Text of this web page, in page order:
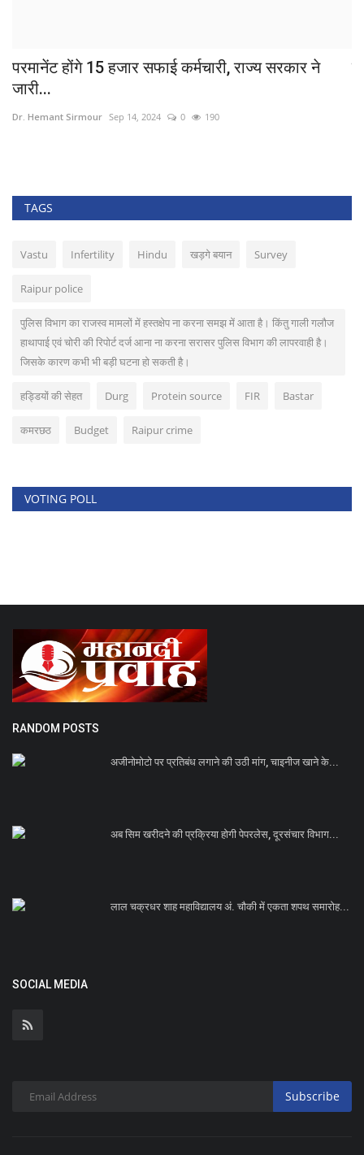
परमानेंट होंगे 15 हजार सफाई कर्मचारी, राज्य सरकार ने
जारी...
Dr. Hemant Sirmour Sep 14, 2024 0 190
TAGS
Vastu Infertility Hindu खड़गे बयान Survey
Raipur police
पुलिस विभाग का राजस्व मामलों में हस्तक्षेप ना करना समझ में आता है। किंतु गाली गलौज
हाथापाई एवं चोरी की रिपोर्ट दर्ज आना ना करना सरासर पुलिस विभाग की लापरवाही है।
जिसके कारण कभी भी बड़ी घटना हो सकती है।
हड्डियों की सेहत Durg Protein source FIR Bastar
कमरछठ Budget Raipur crime
VOTING POLL
RANDOM POSTS
अजीनोमोटो पर प्रतिबंध लगाने की उठी मांग, चाइनीज खाने के...
अब सिम खरीदने की प्रक्रिया होगी पेपरलेस, दूरसंचार विभाग...
लाल चक्रधर शाह महाविद्यालय अं. चौकी में एकता शपथ समारोह...
SOCIAL MEDIA
Subscribe